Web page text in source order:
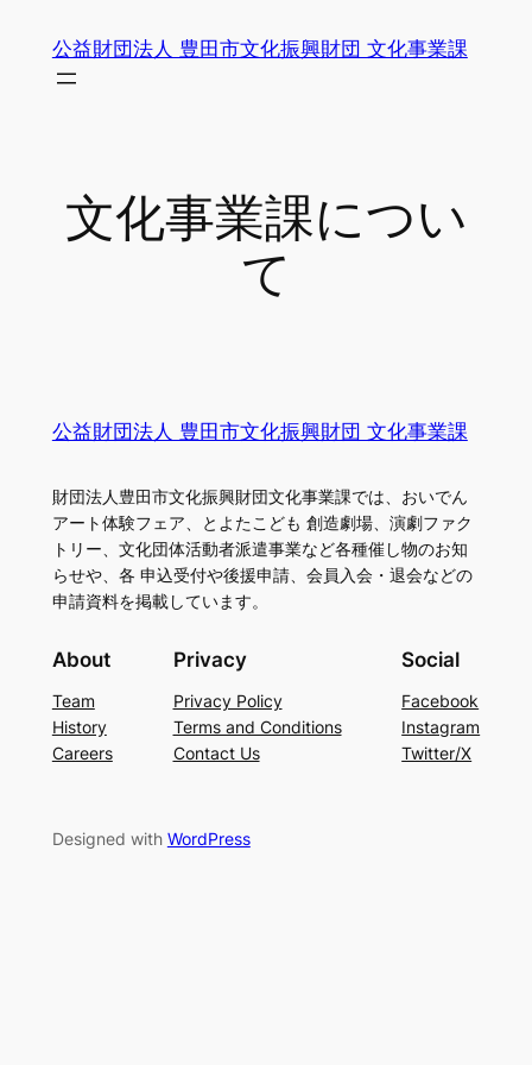
公益財団法人 豊田市文化振興財団 文化事業課
文化事業課につい
て
公益財団法人 豊田市文化振興財団 文化事業課
財団法人豊田市文化振興財団文化事業課では、おいでん
アート体験フェア、とよたこども 創造劇場、演劇ファク
トリー、文化団体活動者派遣事業など各種催し物のお知
らせや、各 申込受付や後援申請、会員入会・退会などの
申請資料を掲載しています。
About
Team
History
Careers
Privacy
Privacy Policy
Terms and Conditions
Contact Us
Social
Facebook
Instagram
Twitter/X
Designed with WordPress